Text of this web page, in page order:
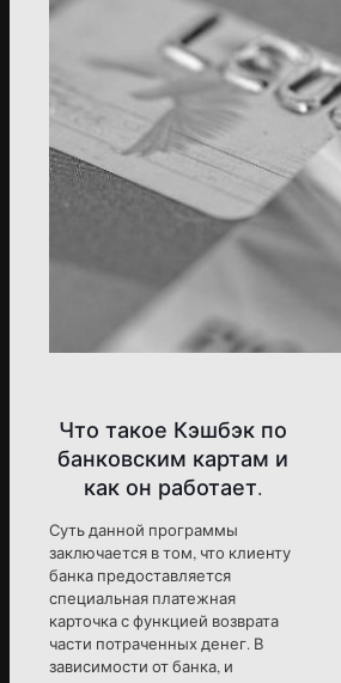
Что такое Кэшбэк по
банковским картам и
как он работает.
Суть данной программы
заключается в том, что клиенту
банка предоставляется
специальная платежная
карточка с функцией возврата
части потраченных денег. В
зависимости от банка, и